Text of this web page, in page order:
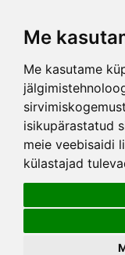
Me
Me kasutame
isikupärastatud
meie veebisaidi
külastajad